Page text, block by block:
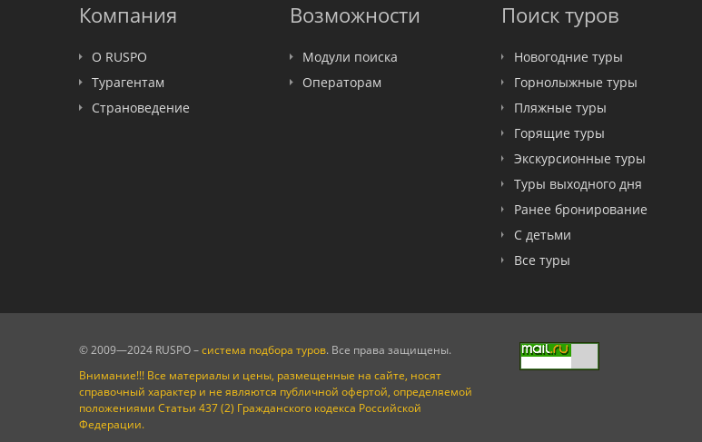
PlanTravel
FUN&SUN ex TUI
LOTI
Russian Express
Компания
О RUSPO
Турагентам
Страноведение
Возможности
Модули поиска
Операторам
Поиск туров
Новогодние туры
Горнолыжные туры
Пляжные туры
Горящие туры
Экскурсионные туры
Туры выходного дня
Ранее бронирование
С детьми
Все туры
© 2009—2024 RUSPO –система подбора туров. Все права защищены.
Внимание!!! Все материалы и цены, размещенные на сайте, носят
справочный характер и не являются публичной офертой, определяемой
положениями Статьи 437 (2) Гражданского кодекса Российской
Федерации.